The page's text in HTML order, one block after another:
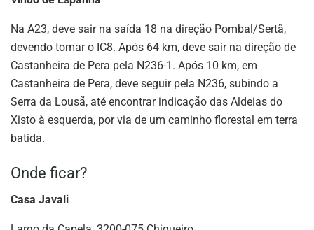
Na A23, deve sair na saída 18 na direção Pombal/Sertã,
devendo tomar o IC8. Após 64 km, deve sair na direção de
Castanheira de Pera pela N236-1. Após 10 km, em
Castanheira de Pera, deve seguir pela N236, subindo a
Serra da Lousã, até encontrar indicação das Aldeias do
Xisto à esquerda, por via de um caminho florestal em terra
batida.
Onde ficar?
Casa Javali